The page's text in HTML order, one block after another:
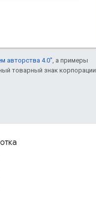
авторства 4.0" , а примеры
товарный знак корпорации